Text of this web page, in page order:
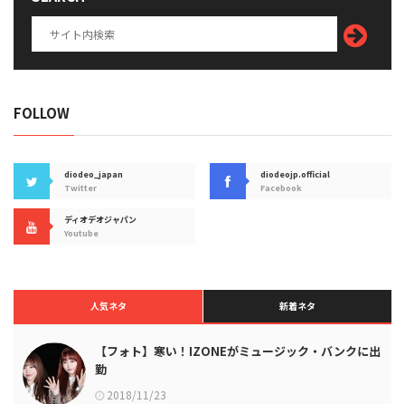
FOLLOW
diodeo_japan
Twitter
diodeojp.official
Facebook
ディオデオジャパン
Youtube
人気ネタ 新着ネタ
【フォト】寒い！IZONEがミュージック・バンクに出
勤
2018/11/23